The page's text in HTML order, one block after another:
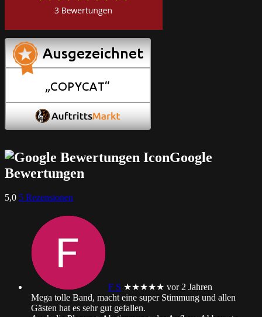
Google
Bewertungen
5,0 5 Rezensionen
F S ★★★★★ vor 2 Jahren
Mega tolle Band, macht eine super Stimmung und allen
Gästen hat es sehr gut gefallen.